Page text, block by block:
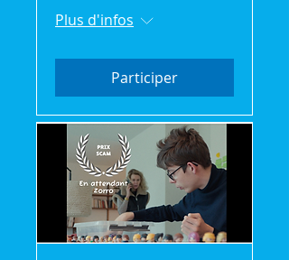
Plus d'infos
Participer